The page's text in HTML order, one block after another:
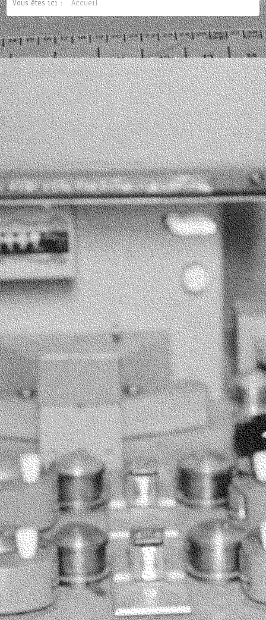
Vous êtes ici : Accueil